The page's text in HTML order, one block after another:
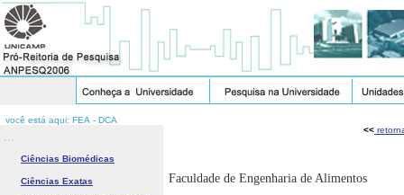
você está aqui: FEA - DCA
...
Ciências Biomédicas
Ciências Exatas
<<
Faculdade de Engenharia de Alimentos